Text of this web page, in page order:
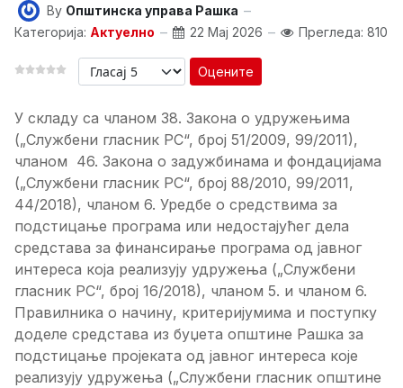
By Општинска управа Рашка
Категорија: Актуелно 22 Мај 2026 Прегледа: 810
Оцените
У складу са чланом 38. Закона о удружењима
(„Службени гласник РС“, број 51/2009, 99/2011),
чланом 46. Закона о задужбинама и фондацијама
(„Службени гласник РС“, број 88/2010, 99/2011,
44/2018), чланом 6. Уредбе о средствима за
подстицање програма или недостајућег дела
средстава за финансирање програма од јавног
интереса која реализују удружења („Службени
гласник РС“, број 16/2018), чланом 5. и чланом 6.
Правилника о начину, критеријумима и поступку
доделе средстава из буџета општине Рашка за
подстицање пројеката од јавног интереса које
реализују удружења („Службени гласник општине